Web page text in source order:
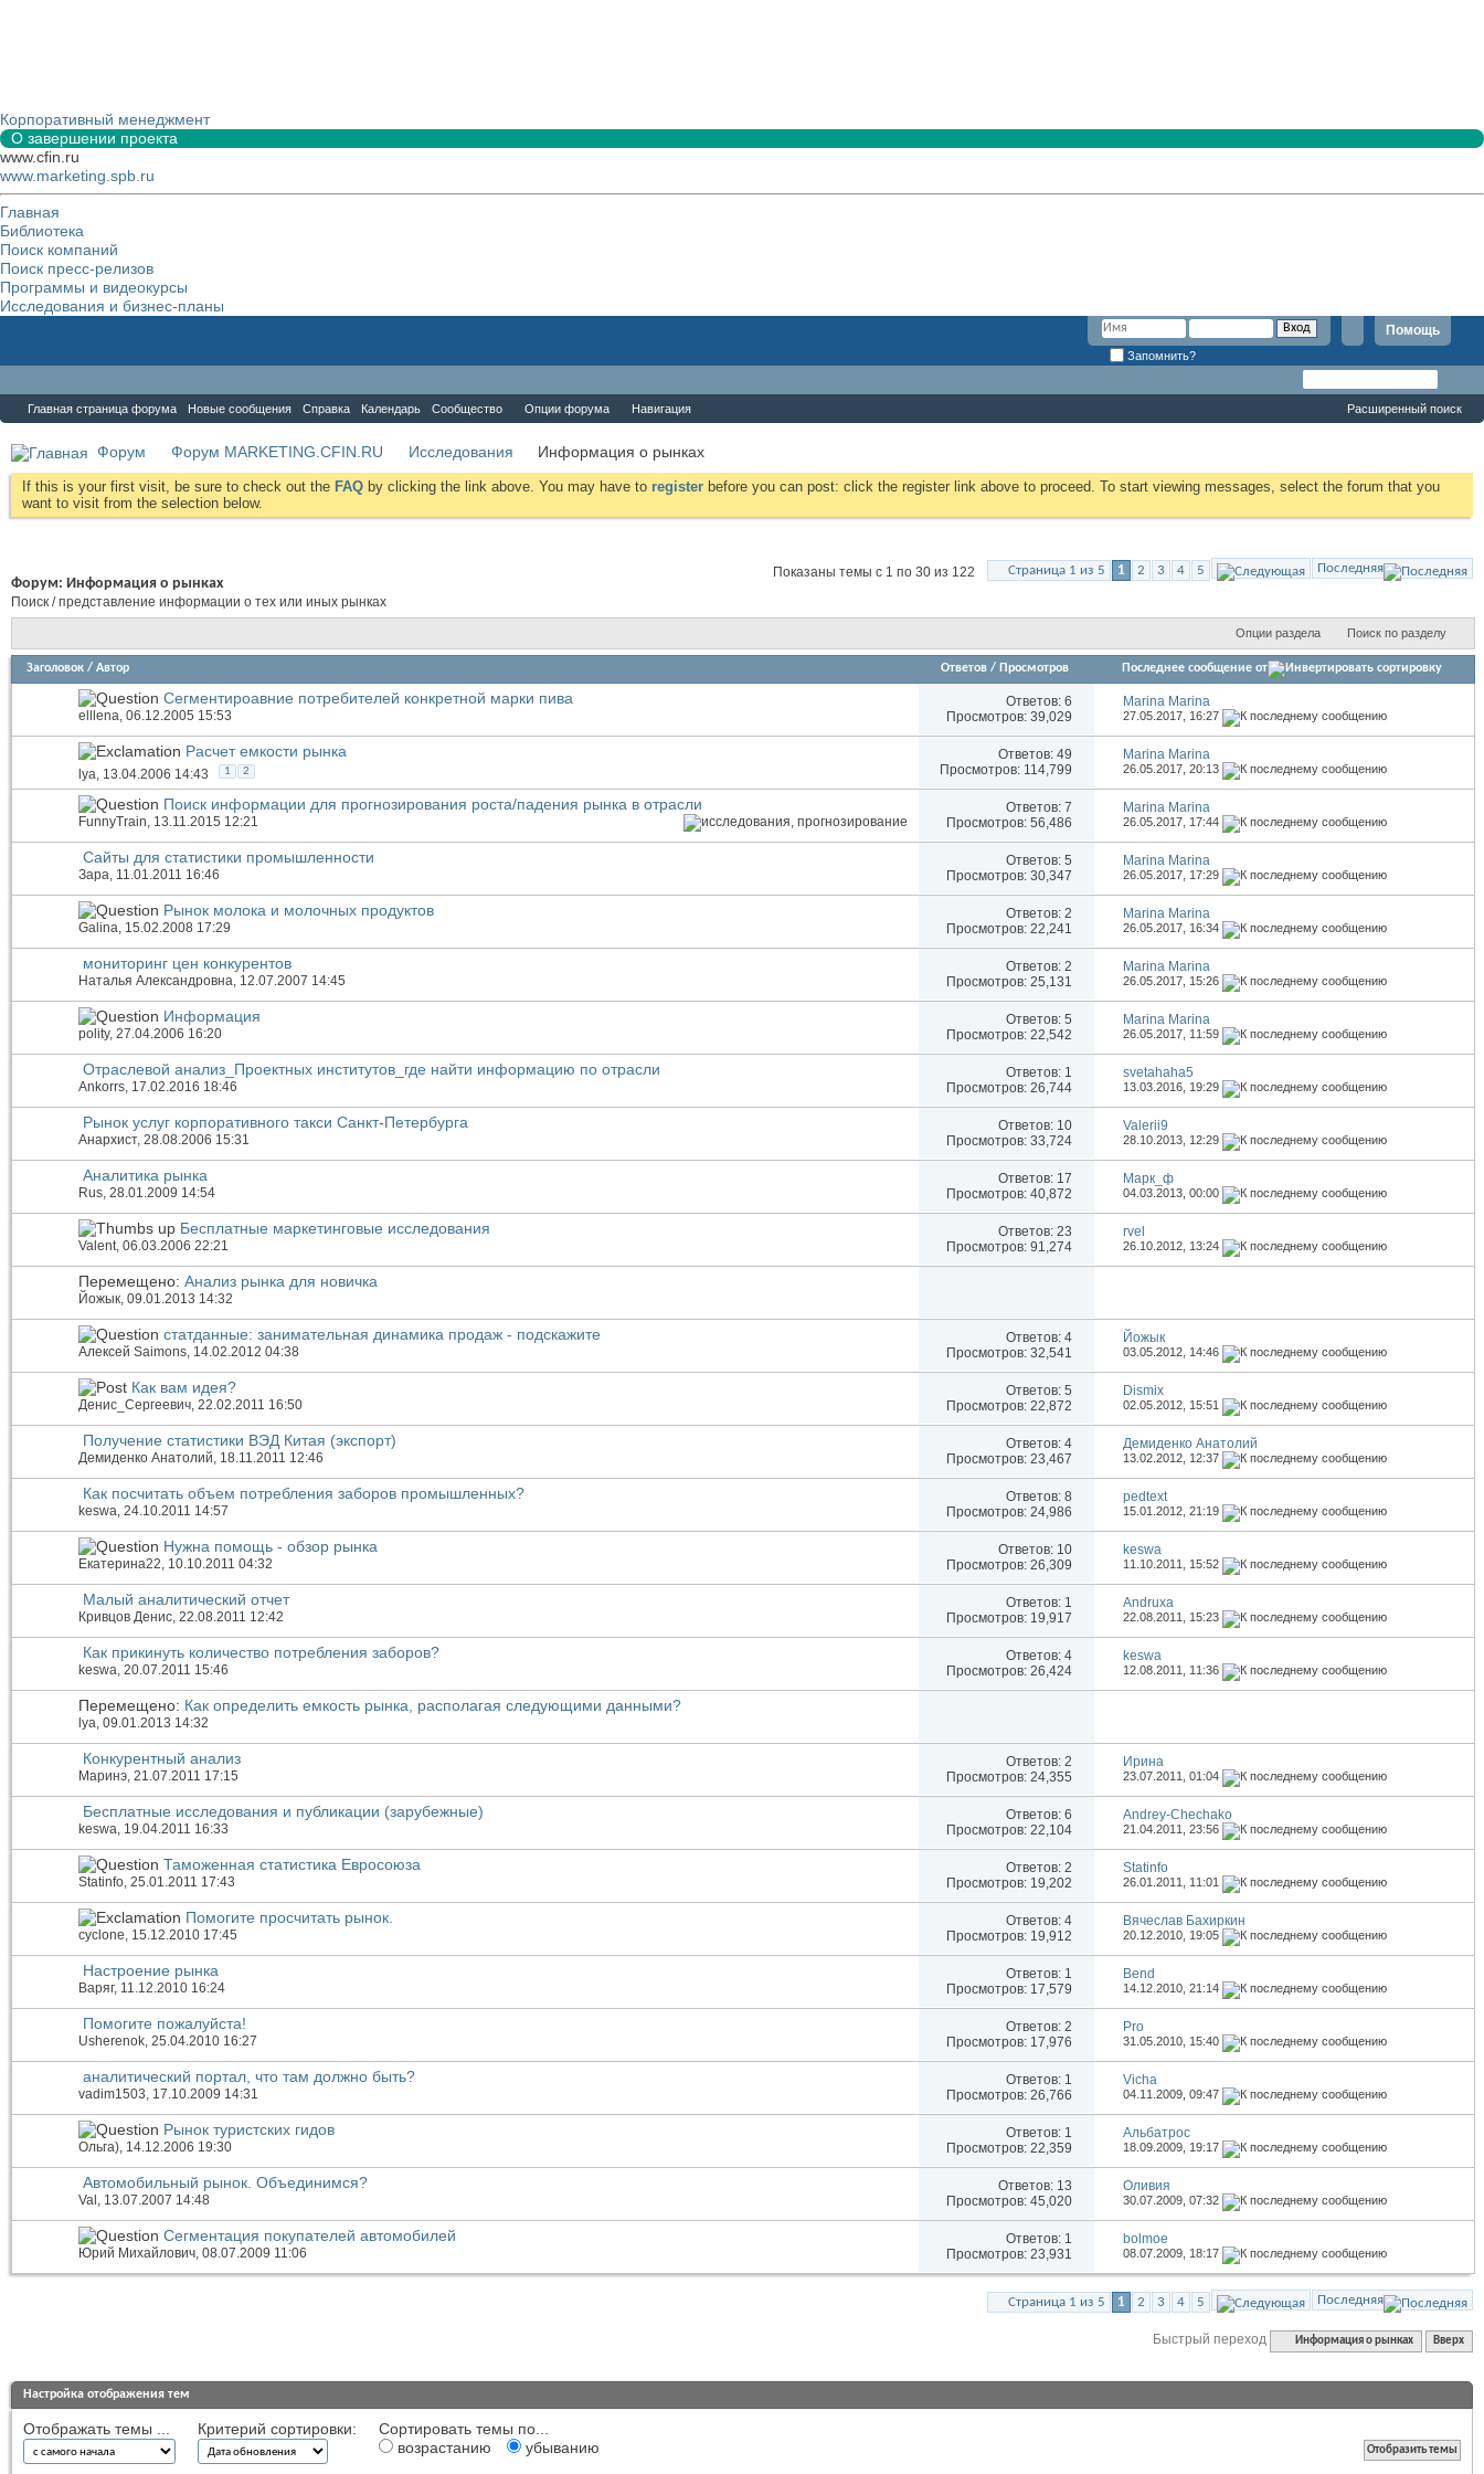
Корпоративный менеджмент
О завершении проекта
www.cfin.ru
www.marketing.spb.ru
Главная
Библиотека
Поиск компаний
Поиск пресс-релизов
Программы и видеокурсы
Исследования и бизнес-планы
Помощь
Запомнить?
Главная страница форума Новые сообщения Справка Календарь Сообщество Опции форума Навигация Расширенный поиск
Форум Форум MARKETING.CFIN.RU Исследования Информация о рынках
If this is your first visit, be sure to check out the FAQ by clicking the link above. You may have to register before you can post: click the register link above to proceed. To start viewing messages, select the forum that you
want to visit from the selection below.
Страница 1 из 5 1 2 3 4 5 Последняя
Показаны темы с 1 по 30 из 122
Форум: Информация о рынках
Поиск / представление информации о тех или иных рынках
Опции раздела Поиск по разделу
Заголовок / Автор Ответов / Просмотров Последнее сообщение от
Сегментироавние потребителей конкретной марки пива
elllena, 06.12.2005 15:53
Ответов: 6
Просмотров: 39,029
Marina Marina
27.05.2017, 16:27
Расчет емкости рынка
lya, 13.04.2006 14:43 1 2
Ответов: 49
Просмотров: 114,799
Marina Marina
26.05.2017,20:13
Поиск информации для прогнозирования роста/падения рынка в отрасли
FunnyTrain, 13.11.2015 12:21
Ответов: 7
Просмотров: 56,486
Marina Marina
26.05.2017, 17:44
Сайты для статистики промышленности
Зара, 11.01.2011 16:46
Ответов: 5
Просмотров: 30,347
Marina Marina
26.05.2017, 17:29
Рынок молока и молочных продуктов
Galina, 15.02.2008 17:29
Ответов: 2
Просмотров: 22,241
Marina Marina
26.05.2017, 16:34
мониторинг цен конкурентов
Наталья Александровна, 12.07.2007 14:45
Ответов: 2
Просмотров: 25,131
Marina Marina
26.05.2017, 15:26
Информация
polity, 27.04.2006 16:20
Ответов: 5
Просмотров: 22,542
Marina Marina
26.05.2017, 11:59
Отраслевой анализ_Проектных институтов_где найти информацию по отрасли
Ankorrs, 17.02.2016 18:46
Ответов: 1
Просмотров: 26,744
svetahaha5
13.03.2016, 19:29
Рынок услуг корпоративного такси Санкт-Петербурга
Анархист, 28.08.2006 15:31
Ответов: 10
Просмотров: 33,724
Valerii9
28.10.2013, 12:29
Аналитика рынка
Rus, 28.01.2009 14:54
Ответов: 17
Просмотров: 40,872
Марк_ф
04.03.2013,00:00
Бесплатные маркетинговые исследования
Valent, 06.03.2006 22:21
Ответов: 23
Просмотров: 91,274
rvel
26.10.2012, 13:24
Перемещено: Анализ рынка для новичка
Йожык, 09.01.2013 14:32
статданные: занимательная динамика продаж - подскажите
Алексей Saimons, 14.02.2012 04:38
Ответов: 4
Просмотров: 32,541
Йожык
03.05.2012, 14:46
Как вам идея?
Денис_Сергеевич, 22.02.2011 16:50
Ответов: 5
Просмотров: 22,872
Dismix
02.05.2012, 15:51
Получение статистики ВЭД Китая (экспорт)
Демиденко Анатолий, 18.11.2011 12:46
Ответов: 4
Просмотров: 23,467
Демиденко Анатолий
13.02.2012, 12:37
Как посчитать объем потребления заборов промышленных?
keswa, 24.10.2011 14:57
Ответов: 8
Просмотров: 24,986
pedtext
15.01.2012,21:19
Нужна помощь - обзор рынка
Екатерина22, 10.10.2011 04:32
Ответов: 10
Просмотров: 26,309
keswa
11.10.2011, 15:52
Малый аналитический отчет
Кривцов Денис, 22.08.2011 12:42
Ответов: 1
Просмотров: 19,917
Andruxa
22.08.2011, 15:23
Как прикинуть количество потребления заборов?
keswa, 20.07.2011 15:46
Ответов: 4
Просмотров: 26,424
keswa
12.08.2011, 11:36
Перемещено: Как определить емкость рынка, располагая следующими данными?
lya, 09.01.2013 14:32
Конкурентный анализ
Маринэ, 21.07.2011 17:15
Ответов: 2
Просмотров: 24,355
Иринa
23.07.2011,01:04
Бесплатные исследования и публикации (зарубежные)
keswa, 19.04.2011 16:33
Ответов: 6
Просмотров: 22,104
Andrey-Chechako
21.04.2011,23:56
Таможенная статистика Евросоюза
Statinfo, 25.01.2011 17:43
Ответов: 2
Просмотров: 19,202
Statinfo
26.01.2011, 11:01
Помогите просчитать рынок.
cyclone, 15.12.2010 17:45
Ответов: 4
Просмотров: 19,912
Вячеслав Бахиркин
20.12.2010, 19:05
Настроение рынка
Варяг, 11.12.2010 16:24
Ответов: 1
Просмотров: 17,579
Bend
14.12.2010,21:14
Помогите пожалуйста!
Usherenok, 25.04.2010 16:27
Ответов: 2
Просмотров: 17,976
Pro
31.05.2010, 15:40
аналитический портал, что там должно быть?
vadim1503, 17.10.2009 14:31
Ответов: 1
Просмотров: 26,766
Vicha
04.11.2009,09:47
Рынок туристских гидов
Ольга), 14.12.2006 19:30
Ответов: 1
Просмотров: 22,359
Альбатрос
18.09.2009, 19:17
Автомобильный рынок. Объединимся?
Val , 13.07.2007 14:48
Ответов: 13
Просмотров: 45,020
Оливия
30.07.2009,07:32
Сегментация покупателей автомобилей
Юрий Михайлович, 08.07.2009 11:06
Ответов: 1
Просмотров: 23,931
bolmoe
08.07.2009, 18:17
Страница 1 из 5 1 2 3 4 5 Последняя
Быстрый переход Информация о рынках Вверх
Настройка отображения тем
Отображать темы ... Критерий сортировки:
Сортировать темы по...
возрастанию
убыванию